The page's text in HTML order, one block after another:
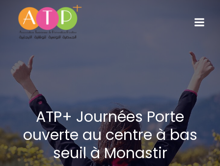
ATP+ Journées Porte
ouverte au centre à bas
seuil à Monastir